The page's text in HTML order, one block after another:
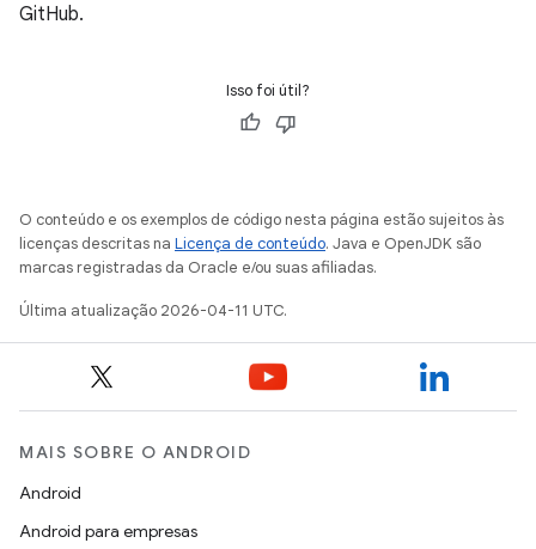
GitHub.
Isso foi útil?
O conteúdo e os exemplos de código nesta página estão sujeitos às
licenças descritas na Licença de conteúdo. Java e OpenJDK são
marcas registradas da Oracle e/ou suas afiliadas.
Última atualização 2026-04-11 UTC.
MAIS SOBRE O ANDROID
Android
Android para empresas